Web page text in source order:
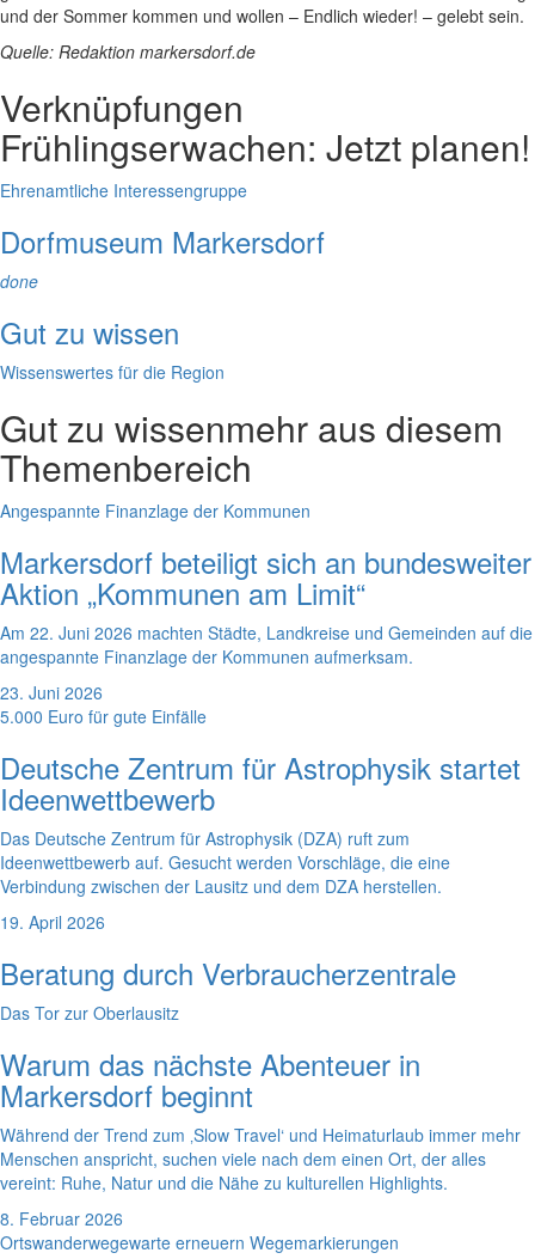
und der Sommer kommen und wollen – Endlich wieder! – gelebt sein.
Quelle: Redaktion markersdorf.de
Verknüpfungen
Frühlingserwachen: Jetzt planen!
Ehrenamtliche Interessengruppe
Dorfmuseum Markersdorf
done
Gut zu wissen
Wissenswertes für die Region
Gut zu wissenmehr aus diesem
Themenbereich
Angespannte Finanzlage der Kommunen
Markersdorf beteiligt sich an bundesweiter
Aktion „Kommunen am Limit“
Am 22. Juni 2026 machten Städte, Landkreise und Gemeinden auf die
angespannte Finanzlage der Kommunen aufmerksam.
23. Juni 2026
5.000 Euro für gute Einfälle
Deutsche Zentrum für Astrophysik startet
Ideenwettbewerb
Das Deutsche Zentrum für Astrophysik (DZA) ruft zum
Ideenwettbewerb auf. Gesucht werden Vorschläge, die eine
Verbindung zwischen der Lausitz und dem DZA herstellen.
19. April 2026
Beratung durch Verbraucherzentrale
Das Tor zur Oberlausitz
Warum das nächste Abenteuer in
Markersdorf beginnt
Während der Trend zum ‚Slow Travel‘ und Heimaturlaub immer mehr
Menschen anspricht, suchen viele nach dem einen Ort, der alles
vereint: Ruhe, Natur und die Nähe zu kulturellen Highlights.
8. Februar 2026
Ortswanderwegewarte erneuern Wegemarkierungen